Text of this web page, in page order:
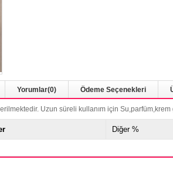
Yorumlar(0) Ödeme Seçenekleri
Uzun süreli kullanım için
Diğer %